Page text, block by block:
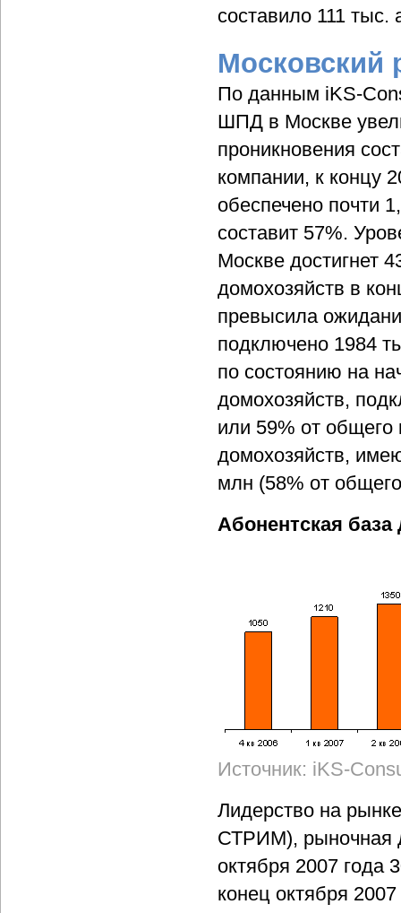
составило 111 тыс.
Московский
По данным iKS-
ШПД в Москве
проникновения
компании, к концу
обеспечено почти
составит 57%.
Москве достигнет
домохозяйств в
превысила
подключено 1984
по состоянию на
домохозяйств,
или 59% от общего
домохозяйств,
млн (58% от
Абонентская
Источник: iKS-
Лидерство на
СТРИМ), рыночная
октября 2007 года
конец октября